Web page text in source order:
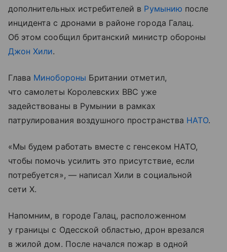
дополнительных истребителей в Румынию после
инцидента с дронами в районе города Галац.
Об этом сообщил британский министр обороны
Джон Хили.
Глава Минобороны Британии отметил,
что самолеты Королевских ВВС уже
задействованы в Румынии в рамках
патрулирования воздушного пространства НАТО.
«Мы будем работать вместе с генсеком НАТО,
чтобы помочь усилить это присутствие, если
потребуется», — написал Хили в социальной
сети X.
Напомним, в городе Галац, расположенном
у границы с Одесской областью, дрон врезался
в жилой дом. После начался пожар в одной